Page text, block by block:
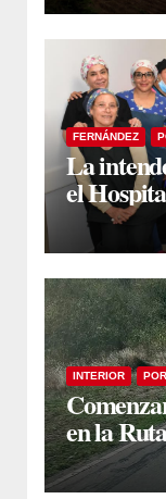
FERNÁNDEZ
La
el
jornada
INTERIOR
en la
en un